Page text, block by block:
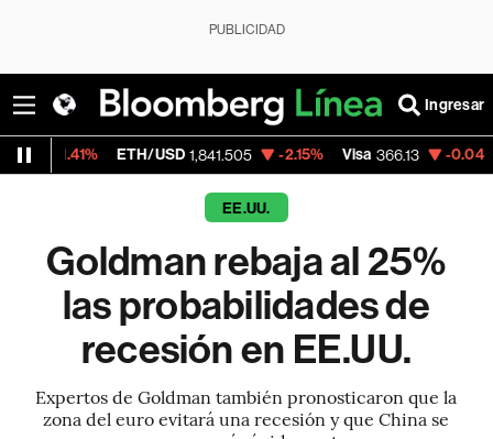
PUBLICIDAD
Ingresar
ETH/USD 1,841.505 -2.15% Visa 366.13 -0.04%
EE.UU.
Goldman rebaja al 25%
las probabilidades de
recesión en EE.UU.
Expertos de Goldman también pronosticaron que la
zona del euro evitará una recesión y que China se